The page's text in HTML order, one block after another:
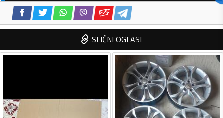
SLIČNI OGLASI